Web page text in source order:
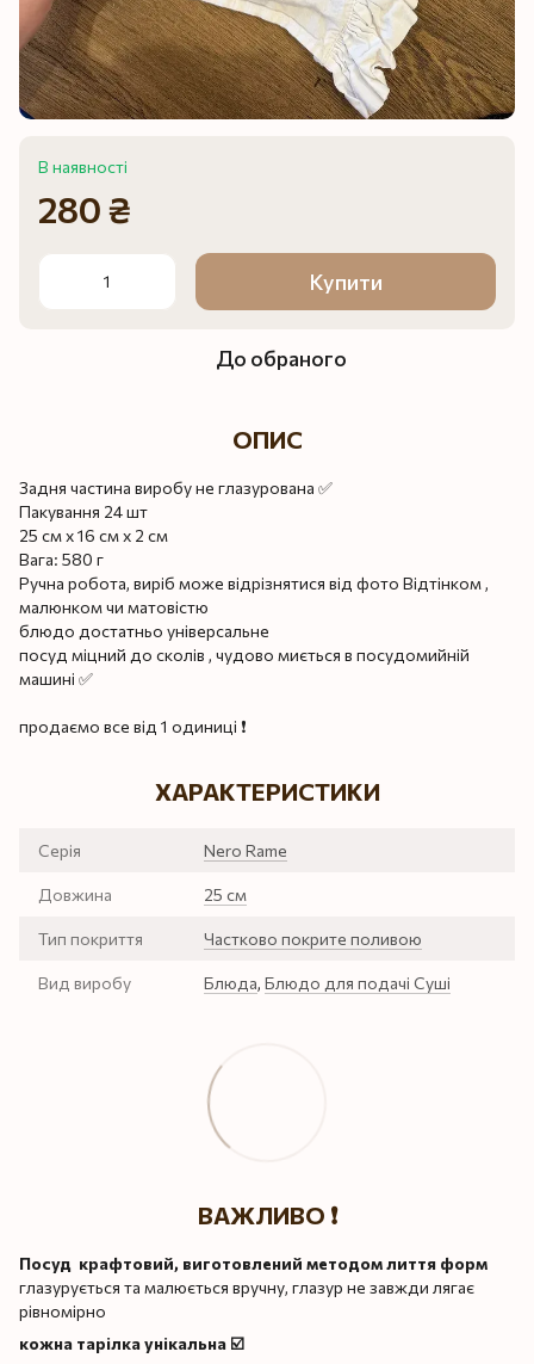
В наявності
280 ₴
Купити
До обраного
ОПИС
Задня частина виробу не глазурована ✅
Пакування 24 шт
25 см х 16 см х 2 см
Вага: 580 г
Ручна робота, виріб може відрізнятися від фото Відтінком ,
малюнком чи матовістю
блюдо достатньо універсальне
посуд міцний до сколів , чудово миється в посудомийній
машині ✅
продаємо все від 1 одиниці ❗️
ХАРАКТЕРИСТИКИ
Серія Nero Rame
Довжина 25 см
Тип покриття Частково покрите поливою
Вид виробу Блюда, Блюдо для подачі Суші
ВАЖЛИВО ❗️
Посуд крафтовий, виготовлений методом лиття форм
глазурується та малюється вручну, глазур не завжди лягає
рівномірно
кожна тарілка унікальна ☑️